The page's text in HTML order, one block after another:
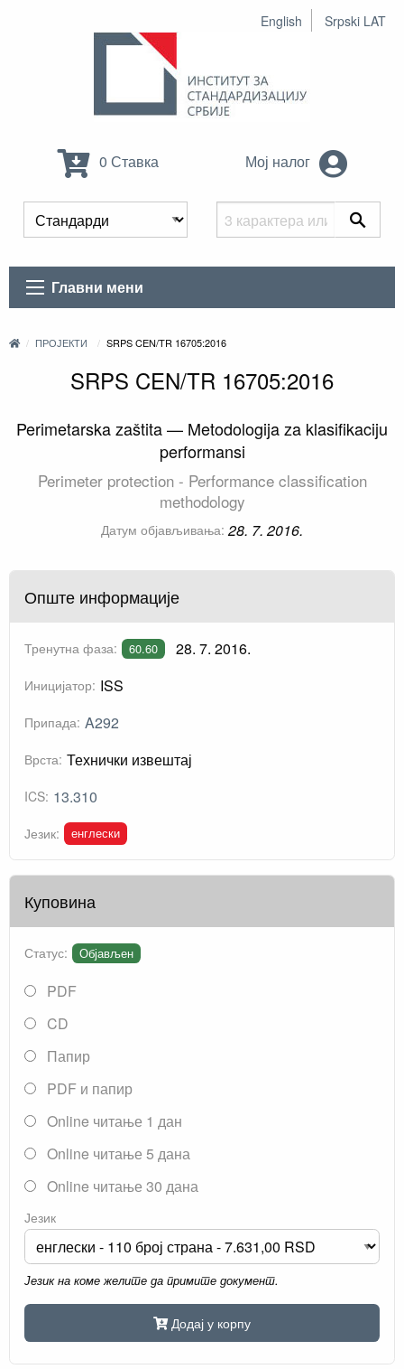
English Srpski LAT
0 Ставка Мој налог
Главни мени
ПРОЈЕКТИ SRPS CEN/TR 16705:2016
SRPS CEN/TR 16705:2016
Perimetarska zaštita — Metodologija za klasifikaciju
performansi
Perimeter protection - Performance classification
methodology
Датум објављивања: 28. 7. 2016.
Опште информације
Тренутна фаза: 60.60 28. 7. 2016.
Иницијатор: ISS
Припада: A292
Врста: Технички извештај
ICS: 13.310
Језик: енглески
Куповина
Статус: Објављен
PDF
CD
Папир
PDF и папир
Online читање 1 дан
Online читање 5 дана
Online читање 30 дана
Језик
Језик на коме желите да примите документ.
Додај у корпу